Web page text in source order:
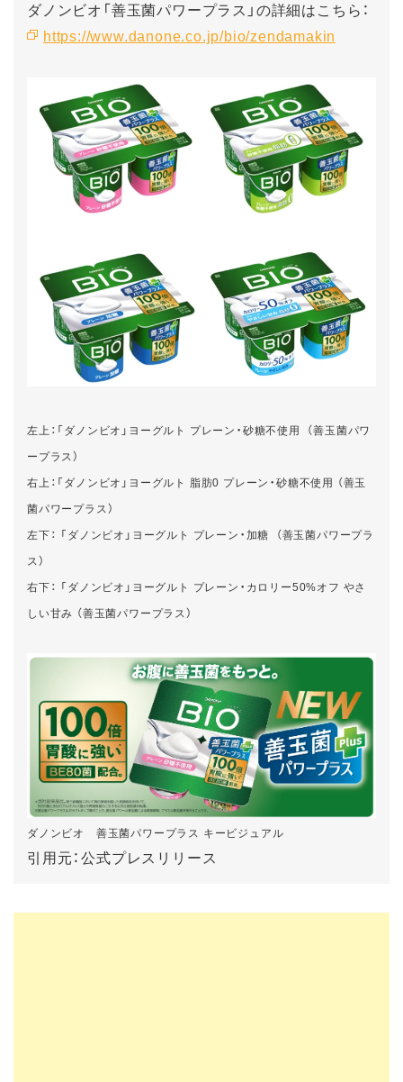
ダノンビオ「善玉菌パワープラス」の詳細はこちら：
https://www.danone.co.jp/bio/zendamakin
左上：「ダノンビオ」ヨーグルト プレーン・砂糖不使用 （善玉菌パワ
ープラス）
右上：「ダノンビオ」ヨーグルト 脂肪0 プレーン・砂糖不使用 （善玉
菌パワープラス）
左下： 「ダノンビオ」ヨーグルト プレーン・加糖 （善玉菌パワープラ
ス）
右下： 「ダノンビオ」ヨーグルト プレーン・カロリー50%オフ やさ
しい甘み （善玉菌パワープラス）
ダノンビオ 善玉菌パワープラス キービジュアル
引用元：公式プレスリリース